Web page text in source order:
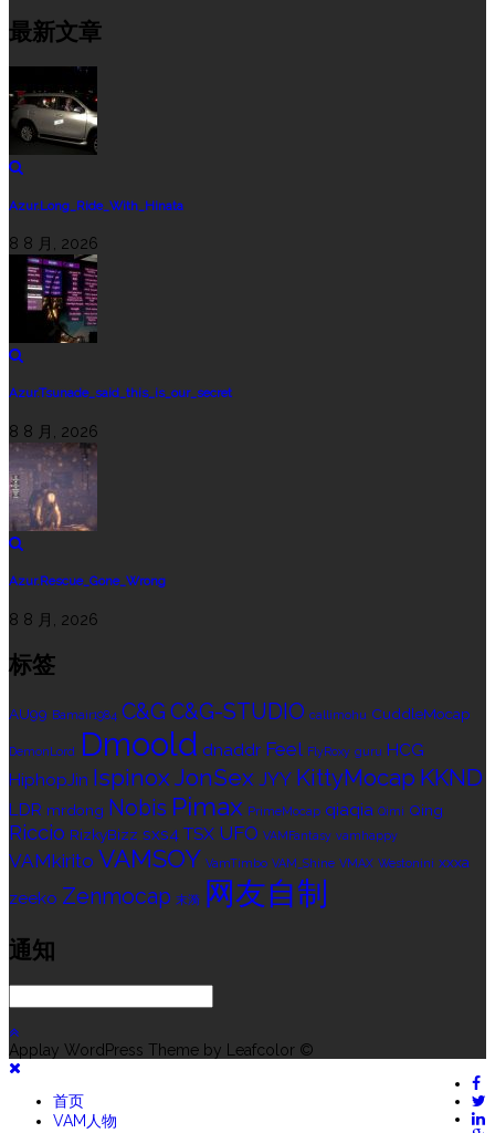
最新文章
Azur.Long_Ride_With_Hinata
8 8 月, 2026
Azur.Tsunade_said_this_is_our_secret
8 8 月, 2026
Azur.Rescue_Gone_Wrong
8 8 月, 2026
标签
AU99 Bamair1984 C&G C&G-STUDIO callimohu CuddleMocap
DemonLord Dmoold dnaddr Feel FlyRoxy guru HCG
HiphopJin Ispinox JonSex JYY KittyMocap KKND
LDR mrdong Nobis Pimax PrimeMocap qiaqia Qimi Qing
Riccio RizkyBizz sxs4 TSX UFO VAMFantasy vamhappy
VAMkirito VAMSOY VamTimbo VAM_Shine VMAX Westonini xxxa
zeeko Zenmocap 末漪 网友自制
通知
Applay WordPress Theme by Leafcolor ©
首页
VAM人物